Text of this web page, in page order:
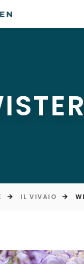
IL VIVAIO